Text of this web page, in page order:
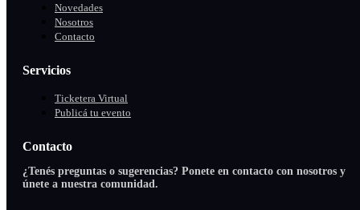
Novedades
Nosotros
Contacto
Servicios
Ticketera Virtual
Publicá tu evento
Contacto
¿Tenés preguntas o sugerencias? Ponete en contacto con nosotros y
únete a nuestra comunidad.